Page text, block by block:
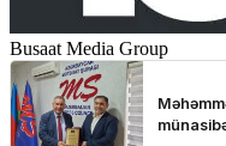
Busaat Media Group